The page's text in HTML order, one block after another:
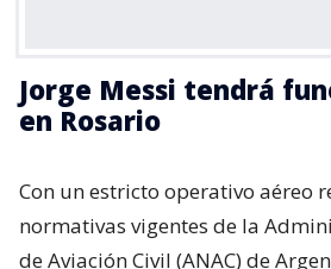
Jorge Messi tendrá
en Rosario
Con un estricto operativo aéreo
normativas vigentes de la
de Aviación Civil (ANAC) de